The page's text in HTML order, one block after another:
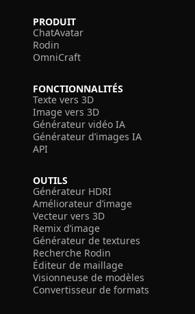
PRODUIT
ChatAvatar
Rodin
OmniCraft
FONCTIONNALITÉS
Texte vers 3D
Image vers 3D
Générateur vidéo IA
Générateur d’images IA
API
OUTILS
Générateur HDRI
Améliorateur d’image
Vecteur vers 3D
Remix d’image
Générateur de textures
Recherche Rodin
Éditeur de maillage
Visionneuse de modèles
Convertisseur de formats